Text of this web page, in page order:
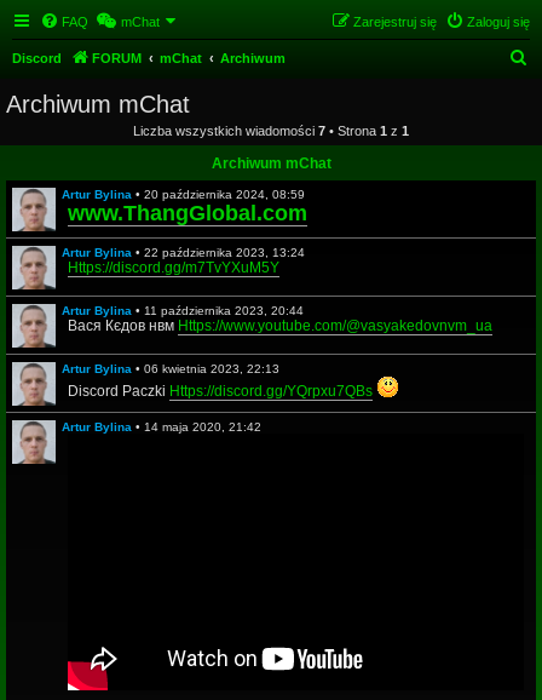
FAQ mChat Zaloguj się
Zarejestruj się
Discord FORUM mChat Archiwum
k
Archiwum mChat
Liczba wszystkich wiadomości 7 • Strona 1 z 1
Archiwum mChat
Artur Bylina • 20 października 2024, 08:59
www.ThangGlobal.com
Artur Bylina • 22 października 2023, 13:24
Https://discord.gg/m7TvYXuM5Y
Artur Bylina • 11 października 2023, 20:44
Вася Кєдов нвм Https://www.youtube.com/@vasyakedovnvm_ua
Artur Bylina • 06 kwietnia 2023, 22:13
Discord Paczki Https://discord.gg/YQrpxu7QBs
Artur Bylina • 14 maja 2020, 21:42